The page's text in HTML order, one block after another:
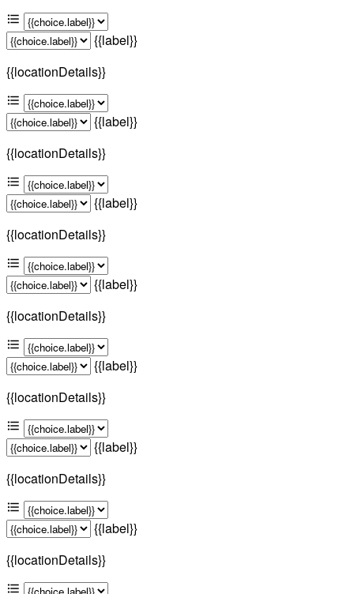
{{label}}
{{locationDetails}}
{{label}}
{{locationDetails}}
{{label}}
{{locationDetails}}
{{label}}
{{locationDetails}}
{{label}}
{{locationDetails}}
{{label}}
{{locationDetails}}
{{label}}
{{locationDetails}}